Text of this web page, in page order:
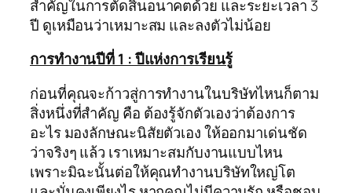
สำคัญในการตัดสินอนาคตด้วย และระยะเวลา 3
ปี ดูเหมือนว่าเหมาะสม และลงตัวไม่น้อย
การทำงานปีที่ 1 : ปีแห่งการเรียนรู้
ก่อนที่คุณจะก้าวสู่การทำงานในบริษัทไหนก็ตาม
สิ่งหนึ่งที่สำคัญ คือ ต้องรู้จักตัวเองว่าต้องการ
อะไร มองลักษณะนิสัยตัวเอง ให้ออกมาเด่นชัด
ว่าจริงๆ แล้ว เราเหมาะสมกับงานแบบไหน
เพราะมิฉะนั้นต่อให้คุณทำงานบริษัทใหญ่โต